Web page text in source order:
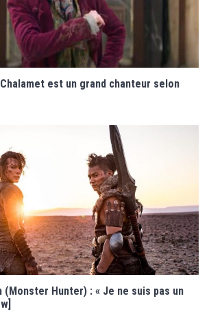
est un grand chanteur selon
(Monster Hunter) : « Je ne suis pas un